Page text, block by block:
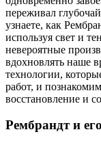
переживал
узнаете, как
используя свет и
невероятные
вдохновлять наше
технологии,
работ, и
восстановление и
Рембрандт и